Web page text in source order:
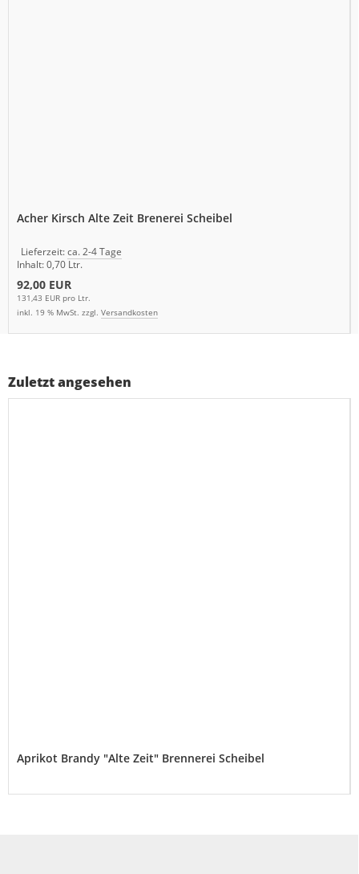
Acher Kirsch Alte Zeit Brenerei Scheibel
Lieferzeit:ca. 2-4 Tage
Inhalt: 0,70 Ltr.
92,00 EUR
131,43 EUR pro Ltr.
inkl. 19 % MwSt. zzgl. Versandkosten
Zuletzt angesehen
Aprikot Brandy "Alte Zeit" Brennerei Scheibel